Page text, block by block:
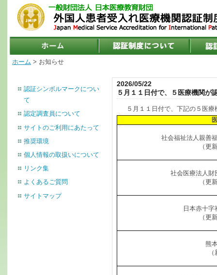
ホーム > お知らせ
2026/05/22
５月１１日付で、５医療機関が
５月１１日付で、下記の５医
社会福祉法人親善
（更
社会医療法人
（更
日本赤十
（更
熊
認証シンボルマークについ
て
認定調査員について
サイトのご利用にあたって
推奨環境
個人情報の取扱いについて
リンク集
よくあるご質問
サイトマップ